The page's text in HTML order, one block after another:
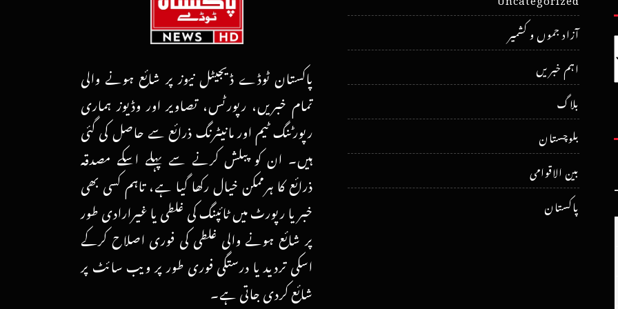
پاکستان ٹوڈے ڈیجیٹل نیوز پر شائع ہونے والی
تمام خبریں، رپورٹس، تصاویر اور وڈیوز ہماری
رپورٹنگ ٹیم اور مانیٹرنگ ذرائع سے حاصل کی گئی
ہیں۔ ان کو پبلش کرنے سے پہلے اسکے مصدقہ
ذرائع کا ہرممکن خیال رکھا گیا ہے، تاہم کسی بھی
خبر یا رپورٹ میں ٹائپنگ کی غلطی یا غیرارادی طور
پر شائع ہونے والی غلطی کی فوری اصلاح کرکے
اسکی تردید یا درستگی فوری طور پر ویب سائٹ پر
شائع کردی جاتی ہے۔
آزاد جموں و کشمیر
اہم خبریں
بلاگ
بلوچستان
بین الاقوامی
پاکستان